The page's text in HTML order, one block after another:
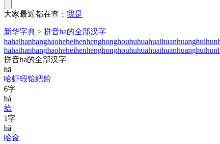
大家最近都在查： 我是
新华字典 > 拼音ha的全部汉字
hahaihanhanghaoheheihenhenghonghouhuhuahuaihuanhuanghuihun
hahaihanhanghaoheheihenhenghonghouhuhuahuaihuanhuanghuihun
拼音ha的全部汉字
hā
哈虾蝦铪紦鉿
6字
há
蛤
1字
hǎ
哈奤